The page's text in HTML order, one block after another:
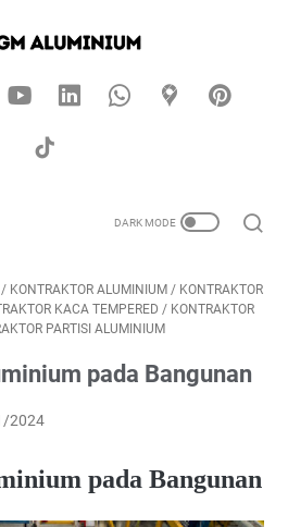
/ KONTRAKTOR ALUMINIUM / KONTRAKTOR
KACA TEMPERED / KONTRAKTOR
PARTISI ALUMINIUM
pada Bangunan
2024
pada Bangunan